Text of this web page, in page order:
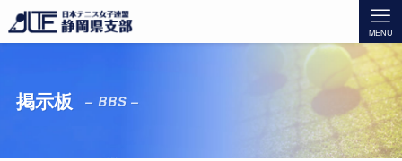
MENU
掲示板 – BBS –